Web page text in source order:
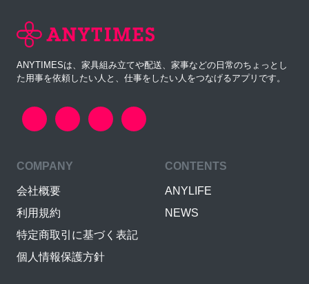
ANYTIMESは、家具組み立てや配送、家事などの日常のちょっとし
た用事を依頼したい人と、仕事をしたい人をつなげるアプリです。
COMPANY
会社概要
利用規約
特定商取引に基づく表記
個人情報保護方針
CONTENTS
ANYLIFE
NEWS